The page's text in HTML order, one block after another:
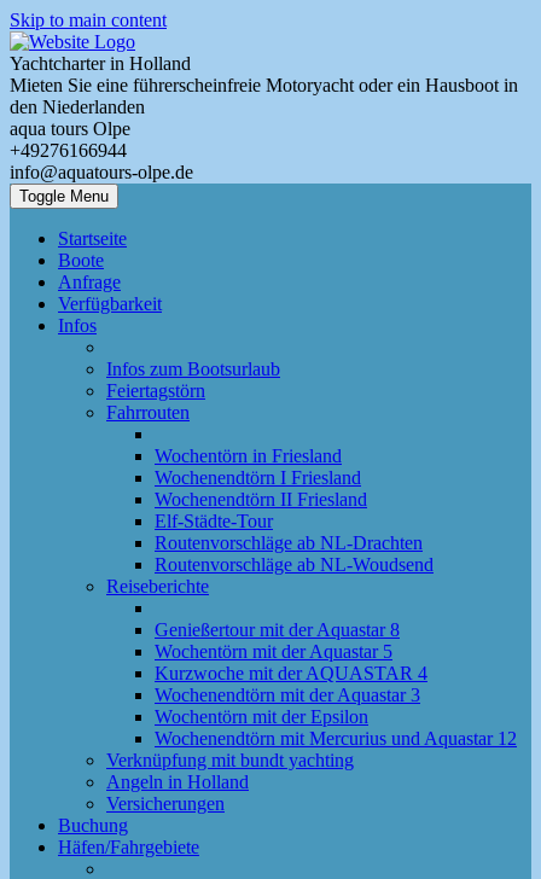
Skip to main content
Yachtcharter in Holland
Mieten Sie eine führerscheinfreie Motoryacht oder ein Hausboot in
den Niederlanden
aqua tours Olpe
+49276166944
info@aquatours-olpe.de
Toggle Menu
Startseite
Boote
Anfrage
Verfügbarkeit
Infos
Infos zum Bootsurlaub
Feiertagstörn
Fahrrouten
Wochentörn in Friesland
Wochenendtörn I Friesland
Wochenendtörn II Friesland
Elf-Städte-Tour
Routenvorschläge ab NL-Drachten
Routenvorschläge ab NL-Woudsend
Reiseberichte
Genießertour mit der Aquastar 8
Wochentörn mit der Aquastar 5
Kurzwoche mit der AQUASTAR 4
Wochenendtörn mit der Aquastar 3
Wochentörn mit der Epsilon
Wochenendtörn mit Mercurius und Aquastar 12
Verknüpfung mit bundt yachting
Angeln in Holland
Versicherungen
Buchung
Häfen/Fahrgebiete